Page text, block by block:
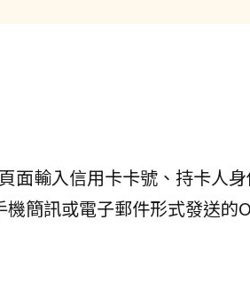
面輸入信用卡卡號、持卡人
簡訊或電子郵件形式發送的